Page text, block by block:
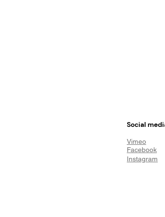
Social
Vimeo
Facebook
Instagram